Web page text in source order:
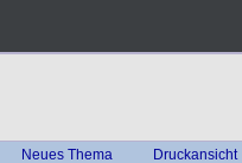
Neues Thema Druckansicht